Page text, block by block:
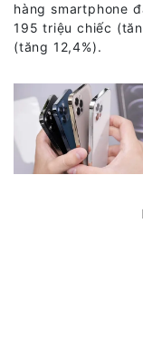
hàng smartphone
195 triệu chiếc
(tăng 12,4%).